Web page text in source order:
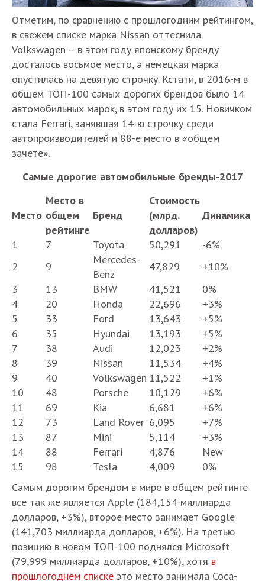
Отметим, по сравнению с прошлогодним рейтингом,
в свежем списке марка Nissan оттеснила
Volkswagen – в этом году японскому бренду
досталось восьмое место, а немецкая марка
опустилась на девятую строчку. Кстати, в 2016-м в
общем ТОП-100 самых дорогих брендов было 14
автомобильных марок, в этом году их 15. Новичком
стала Ferrari, занявшая 14-ю строчку среди
автопроизводителей и 88-е место в «общем
зачете».
Самые дорогие автомобильные бренды-2017
Место
Место в
общем
рейтинге
Бренд
Стоимость
(млрд.
долларов)
Динамика
1 7 Toyota 50,291
-6%
2
9
Mercedes-
Benz
47,829
+10%
3
13 BMW 41,521
0%
4
20 Honda 22,696
+3%
5
33 Ford 13,643
+5%
6
35 Hyundai 13,193
+5%
7
38 Audi 12,023
+2%
8
39 Nissan 11,534
+4%
9
40 Volkswagen 11,522
+1%
10
48 Porsche 10,129
+6%
11
69 Kia 6,681
+6%
12
73 Land Rover 6,095
+7%
13
87 Mini 5,114
+3%
14
88 Ferrari 4,876
New
15
98 Tesla 4,009
0%
Самым дорогим брендом в мире в общем рейтинге
все так же является Apple (184,154 миллиарда
долларов, +3%), второе место занимает Google
(141,703 миллиарда долларов, +6%). На третью
позицию в новом ТОП-100 поднялся Microsoft
(79,999 миллиарда долларов, +10%), хотя в
прошлогоднем списке это место занимала Coca-